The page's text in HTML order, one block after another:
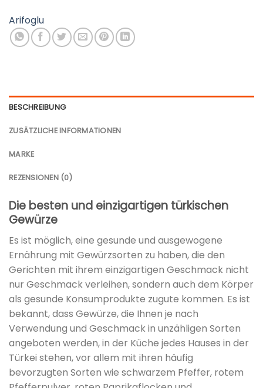
Arifoglu
BESCHREIBUNG
ZUSÄTZLICHE INFORMATIONEN
MARKE
REZENSIONEN (0)
Die besten und einzigartigen türkischen
Gewürze
Es ist möglich, eine gesunde und ausgewogene
Ernährung mit Gewürzsorten zu haben, die den
Gerichten mit ihrem einzigartigen Geschmack nicht
nur Geschmack verleihen, sondern auch dem Körper
als gesunde Konsumprodukte zugute kommen. Es ist
bekannt, dass Gewürze, die Ihnen je nach
Verwendung und Geschmack in unzähligen Sorten
angeboten werden, in der Küche jedes Hauses in der
Türkei stehen, vor allem mit ihren häufig
bevorzugten Sorten wie schwarzem Pfeffer, rotem